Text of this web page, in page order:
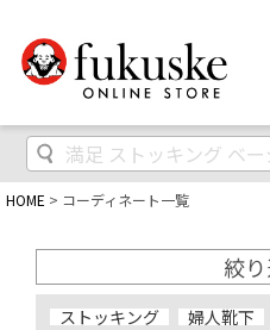
HOME コーディネート一覧
絞
ストッキング 婦人靴下